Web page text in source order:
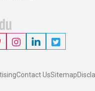
Contact UsSitemap